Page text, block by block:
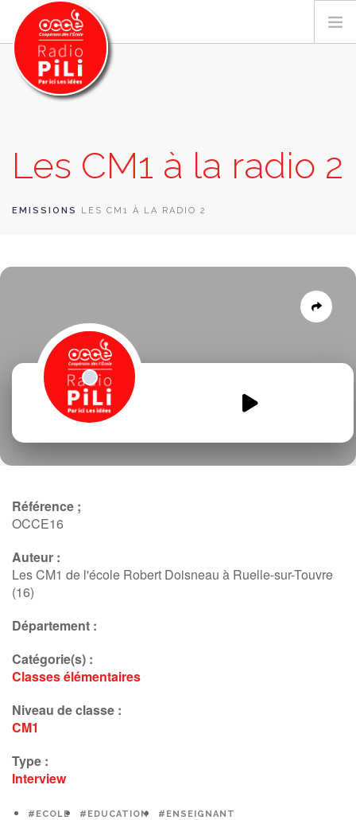
GRILLE DES PROGRAMMES
EMISSIONS / PODCASTS
SUR LE TERRITOIRE
CONTACT
Les CM1 à la radio 2
EMISSIONS LES CM1 À LA RADIO 2
Les-CM1-a-la-radio-interview.mp3
Référence ;
OCCE16
Auteur :
Les CM1 de l'école Robert Doisneau à Ruelle-sur-Touvre
(16)
Département :
Catégorie(s) :
Classes élémentaires
Niveau de classe :
CM1
Type :
Interview
#ECOLE #EDUCATION #ENSEIGNANT